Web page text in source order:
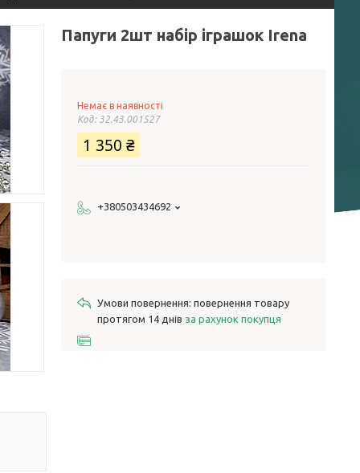
Папуги 2шт набір іграшок Irena
Немає в наявності
Код: 32.43.001527
1 350 ₴
+380503434692
повернення товару
протягом 14 днів за рахунок покупця